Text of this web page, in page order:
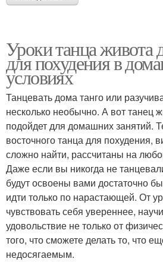
Уроки танца живота
для похудения в
условиях
Танцевать дома танго или
несколько необычно. А вот танец
подойдет для домашних занятий.
восточного танца для похудения,
сложно найти, рассчитаны на
Даже если вы никогда не
будут освоены вами достаточно
идти только по нарастающей. От
чувствовать себя увереннее,
удовольствие не только от
того, что сможете делать то, что
недосягаемым.